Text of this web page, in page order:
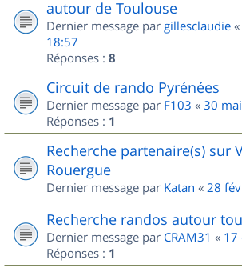
autour de Toulouse
Dernier message par gillesclaudie «
18:57
Réponses : 8
Circuit de rando Pyrénées
Dernier message par F103 « 30
Réponses : 1
Recherche partenaire(s) sur
Rouergue
Dernier message par Katan « 28
Recherche randos autour
Dernier message par CRAM31 « 17
Réponses : 1